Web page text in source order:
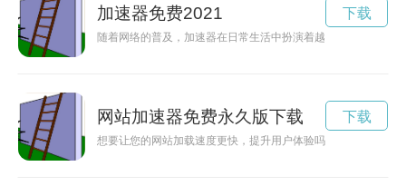
加速器免费2021
随着网络的普及，加速器在日常生活中扮演着越来越重要的角
下载
网站加速器免费永久版下载
想要让您的网站加载速度更快，提升用户体验吗？不妨尝试一
下载